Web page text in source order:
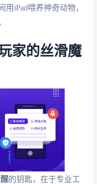
iPad喂养神奇动物，
家的丝滑魔
的钥匙，在于专业工